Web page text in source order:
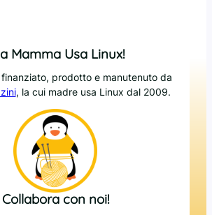
Mamma Usa Linux!
prodotto e manutenuto da
, la cui madre usa Linux dal 2009.
Collabora con noi!